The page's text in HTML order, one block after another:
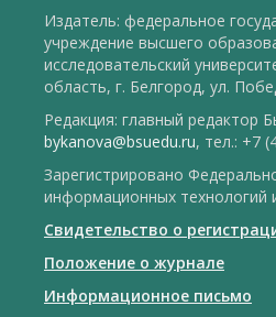
Издатель: федеральное
учреждение высшего
исследовательский
область, г. Белгород, ул.
Редакция: главный редактор
bykanova@bsuedu.ru, тел.: +7
Зарегистрировано
информационных технологий
Свидетельство о
Положение о журнале
Информационное письмо